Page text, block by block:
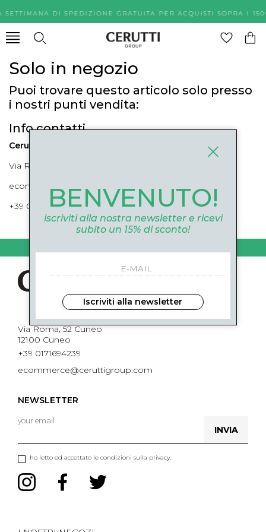
SETTIMANA DI SPEDIZIONE GRATUITA PER ACQUISTI
Solo in negozio
Puoi trovare questo articolo solo presso
i nostri punti vendita:
Info contatti
Cerutti Boutique
Via Roma, 52 Cuneo 12100 Cuneo
ecommerce@ceruttigroup.com
+39 0171694239
Via Roma, 52 Cuneo
12100 Cuneo
+39 0171694239
ecommerce@ceruttigroup.com
NEWSLETTER
ho letto ed accettato le condizioni sulla privacy.
INVIA
BENVENUTO!
iscriviti alla nostra newsletter e ricevi
subito un 15% di sconto!
Iscriviti alla newsletter